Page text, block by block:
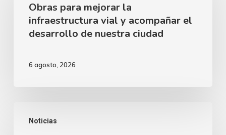
mejorar
infraestructura
acompañar
desarrollo
Obras para mejorar la
infraestructura vial y acompañar el
desarrollo de nuestra ciudad
6 agosto, 2026
Noticias
Teatro